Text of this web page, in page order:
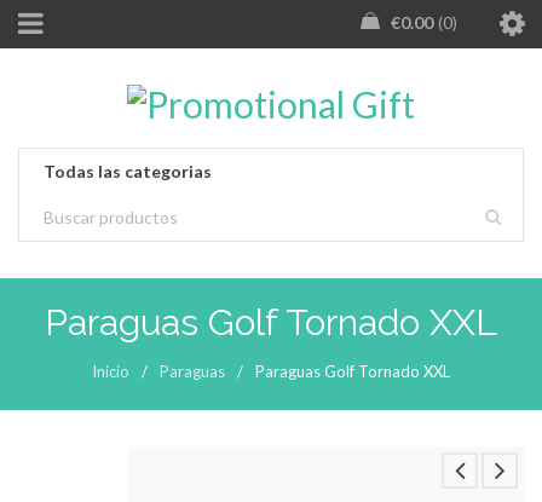
0.00
€ 0
Paraguas Golf Tornado XXL
Inicio / Paraguas / Paraguas Golf Tornado XXL